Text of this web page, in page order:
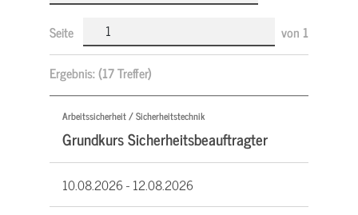
Seite von 1
Ergebnis:(17 Treffer)
Arbeitssicherheit / Sicherheitstechnik
Grundkurs Sicherheitsbeauftragter
10.08.2026 -12.08.2026